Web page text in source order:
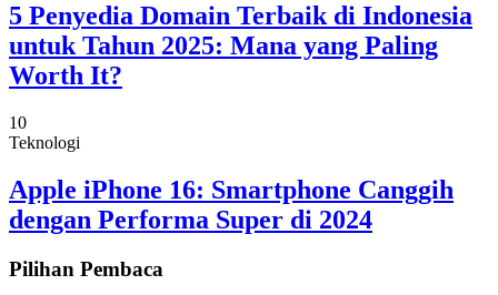
5 Penyedia Domain Terbaik di Indonesia
untuk Tahun 2025: Mana yang Paling
Worth It?
10
Teknologi
Apple iPhone 16: Smartphone Canggih
dengan Performa Super di 2024
Pilihan Pembaca